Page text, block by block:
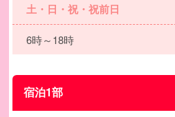
土・日・祝・祝前日
6時～18時
宿泊1部